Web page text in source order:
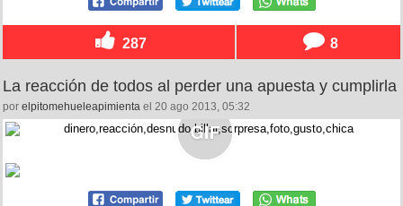
287 8
La reacción de todos al perder una apuesta y cumplirla
por elpitomehueleapimienta el 20 ago 2013, 05:32